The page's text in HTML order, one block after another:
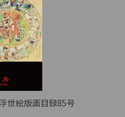
世絵版画目録85号